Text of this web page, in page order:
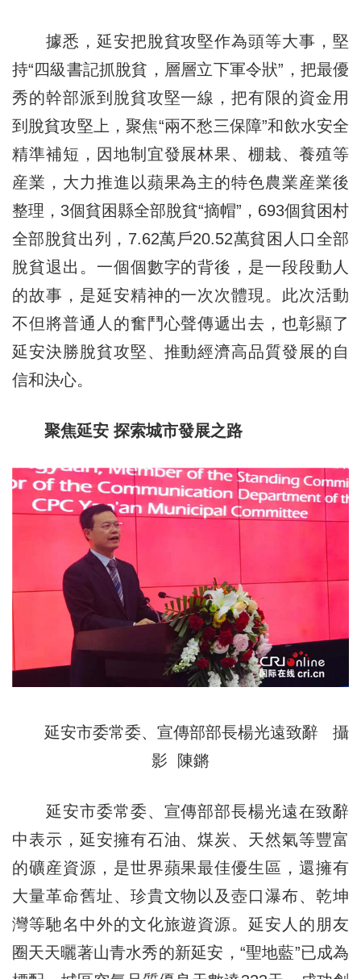
據悉，延安把脫貧攻堅作為頭等大事，堅
持“四級書記抓脫貧，層層立下軍令狀”，把最優
秀的幹部派到脫貧攻堅一線，把有限的資金用
到脫貧攻堅上，聚焦“兩不愁三保障”和飲水安全
精準補短，因地制宜發展林果、棚栽、養殖等
産業，大力推進以蘋果為主的特色農業産業後
整理，3個貧困縣全部脫貧“摘帽”，693個貧困村
全部脫貧出列，7.62萬戶20.52萬貧困人口全部
脫貧退出。一個個數字的背後，是一段段動人
的故事，是延安精神的一次次體現。此次活動
不但將普通人的奮鬥心聲傳遞出去，也彰顯了
延安決勝脫貧攻堅、推動經濟高品質發展的自
信和決心。
聚焦延安 探索城市發展之路
延安市委常委、宣傳部部長楊光遠致辭 攝
影 陳鏘
延安市委常委、宣傳部部長楊光遠在致辭
中表示，延安擁有石油、煤炭、天然氣等豐富
的礦産資源，是世界蘋果最佳優生區，還擁有
大量革命舊址、珍貴文物以及壺口瀑布、乾坤
灣等馳名中外的文化旅遊資源。延安人的朋友
圈天天曬著山青水秀的新延安，“聖地藍”已成為